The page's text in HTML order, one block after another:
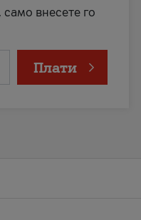
само внесете го
Плати